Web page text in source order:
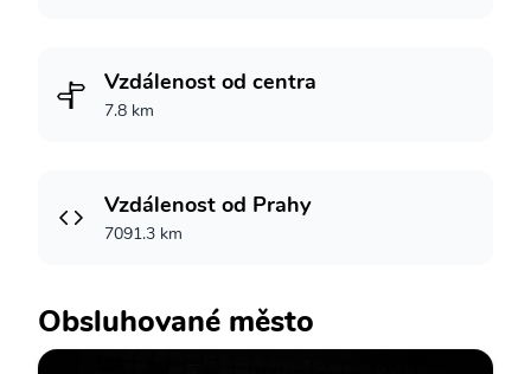
Vzdálenost od centra
7.8 km
Vzdálenost od Prahy
7091.3 km
Obsluhované město